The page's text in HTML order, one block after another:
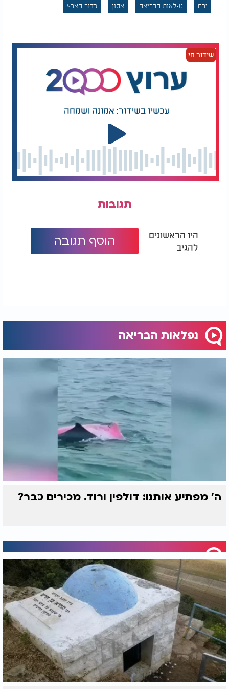
ירח נפלאות הבריאה אסון כדור הארץ
שידור חי
עכשיו בשידור: אמונה ושמחה
תגובות
היו הראשונים
להגיב
הוסף תגובה
נפלאות הבריאה
ה' מפתיע אותנו: דולפין ורוד. מכירים כבר?